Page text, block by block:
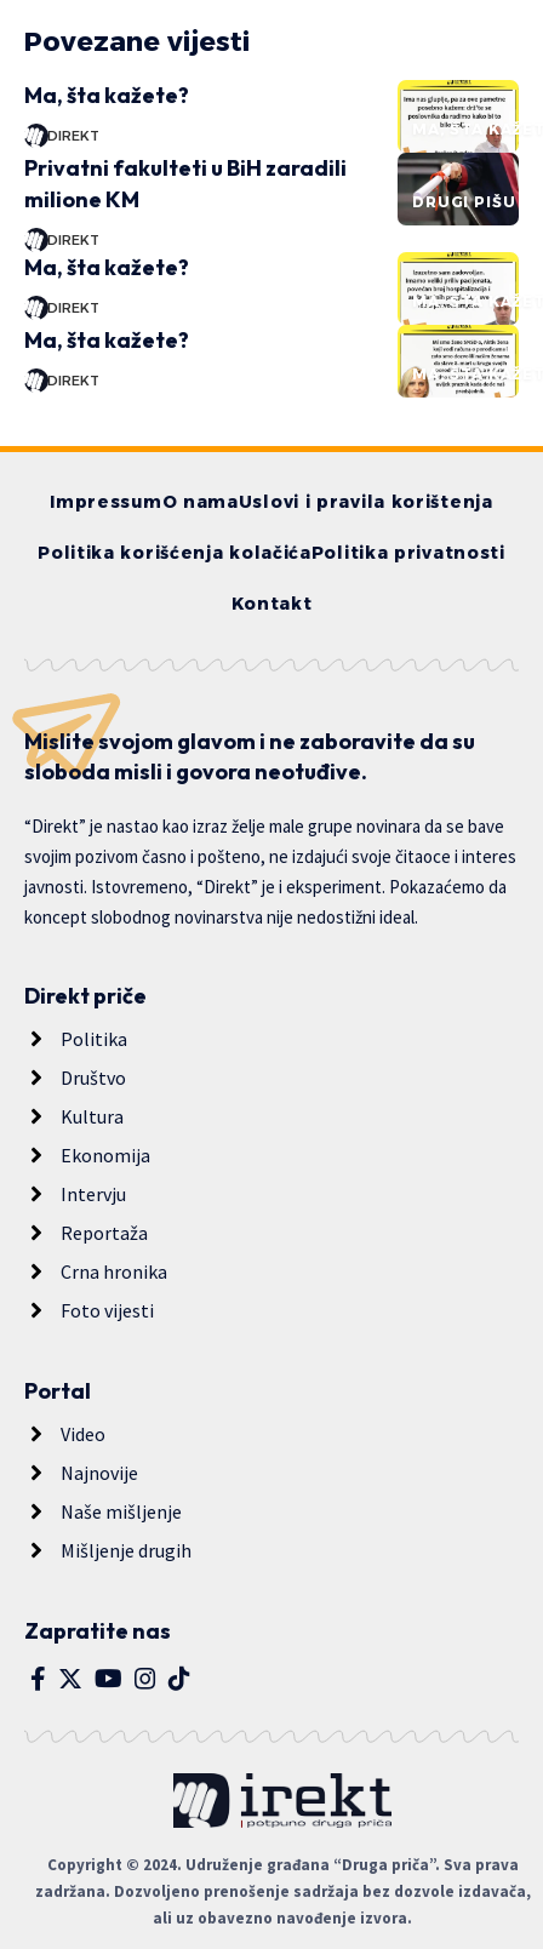
Povezane vijesti
MA, ŠTA
Ma, šta kažete?
DIREKT
DRUGI PIŠU
Privatni fakulteti u BiH zaradili
milione KM
DIREKT
MA, ŠTA
Ma, šta kažete?
DIREKT
MA, ŠTA
Ma, šta kažete?
DIREKT
ImpressumO namaUslovi i pravila korištenja
Politika korišćenja kolačićaPolitika privatnosti
Kontakt
Mislite svojom glavom i ne zaboravite da su
sloboda misli i govora neotuđive.
“Direkt” je nastao kao izraz želje male grupe novinara da se bave
svojim pozivom časno i pošteno, ne izdajući svoje čitaoce i interes
javnosti. Istovremeno, “Direkt” je i eksperiment. Pokazaćemo da
koncept slobodnog novinarstva nije nedostižni ideal.
Direkt priče
Politika
Društvo
Kultura
Ekonomija
Intervju
Reportaža
Crna hronika
Foto vijesti
Portal
Video
Najnovije
Naše mišljenje
Mišljenje drugih
Zapratite nas
Copyright © 2024. Udruženje građana “Druga priča”. Sva prava
zadržana. Dozvoljeno prenošenje sadržaja bez dozvole izdavača,
ali uz obavezno navođenje izvora.